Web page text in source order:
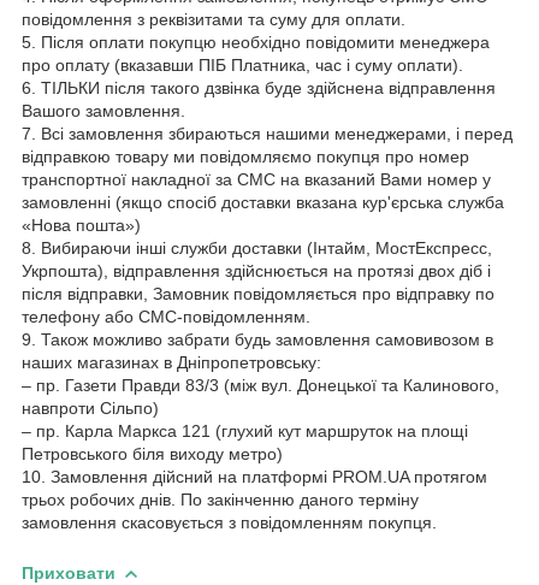
повідомлення з реквізитами та суму для оплати.
5. Після оплати покупцю необхідно повідомити менеджера
про оплату (вказавши ПІБ Платника, час і суму оплати).
6. ТІЛЬКИ після такого дзвінка буде здійснена відправлення
Вашого замовлення.
7. Всі замовлення збираються нашими менеджерами, і перед
відправкою товару ми повідомляємо покупця про номер
транспортної накладної за СМС на вказаний Вами номер у
замовленні (якщо спосіб доставки вказана кур'єрська служба
«Нова пошта»)
8. Вибираючи інші служби доставки (Інтайм, МостЕкспресс,
Укрпошта), відправлення здійснюється на протязі двох діб і
після відправки, Замовник повідомляється про відправку по
телефону або СМС-повідомленням.
9. Також можливо забрати будь замовлення самовивозом в
наших магазинах в Дніпропетровську:
– пр. Газети Правди 83/3 (між вул. Донецької та Калинового,
навпроти Сільпо)
– пр. Карла Маркса 121 (глухий кут маршруток на площі
Петровського біля виходу метро)
10. Замовлення дійсний на платформі PROM.UA протягом
трьох робочих днів. По закінченню даного терміну
замовлення скасовується з повідомленням покупця.
Приховати